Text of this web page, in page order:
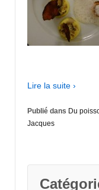
Lire la suite ›
Publié dans Du
Jacques